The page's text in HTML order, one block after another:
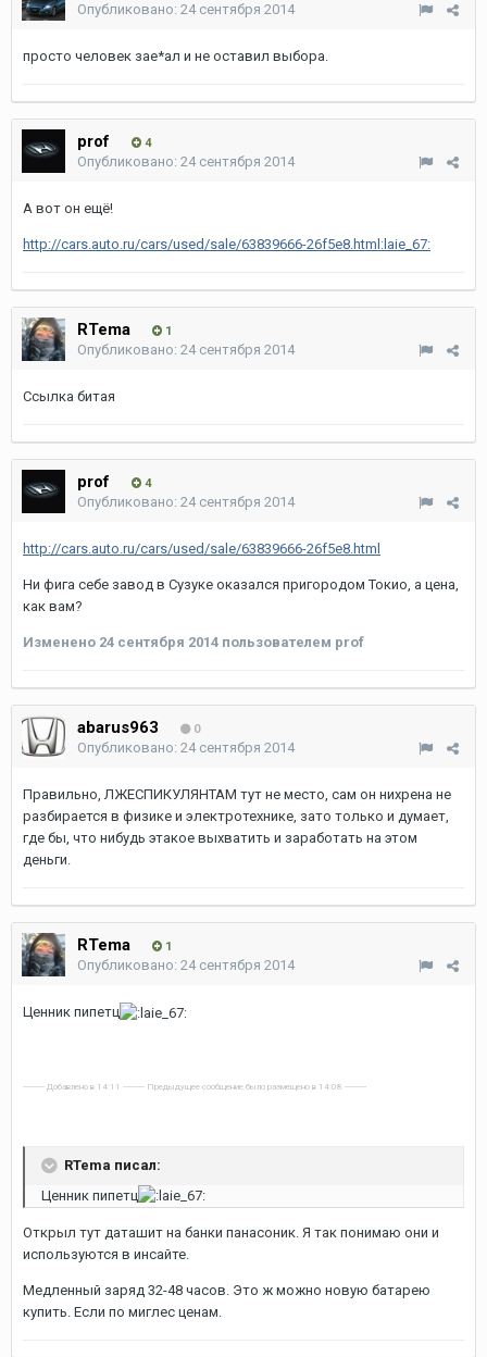
Опубликовано: 24 сентября 2014
просто человек зае*ал и не оставил выбора.
prof 4
Опубликовано: 24 сентября 2014
А вот он ещё!
http://cars.auto.ru/cars/used/sale/63839666-26f5e8.html:laie_67:
RTema 1
Опубликовано: 24 сентября 2014
Ссылка битая
prof 4
Опубликовано: 24 сентября 2014
http://cars.auto.ru/cars/used/sale/63839666-26f5e8.html
Ни фига себе завод в Сузуке оказался пригородом Токио, а цена,
как вам?
Изменено 24 сентября 2014 пользователем prof
abarus963 0
Опубликовано: 24 сентября 2014
Правильно, ЛЖЕСПИКУЛЯНТАМ тут не место, сам он нихрена не
разбирается в физике и электротехнике, зато только и думает,
где бы, что нибудь этакое выхватить и заработать на этом
деньги.
RTema 1
Опубликовано: 24 сентября 2014
Ценник пипетц
---------- Добавлено в 14:11 ---------- Предыдущее сообщение было размещено в 14:08 ----------
RTema писал:
Ценник пипетц
Открыл тут даташит на банки панасоник. Я так понимаю они и
используются в инсайте.
Медленный заряд 32-48 часов. Это ж можно новую батарею
купить. Если по миглес ценам.